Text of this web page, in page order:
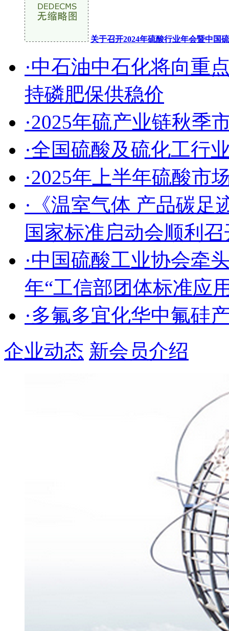
关于召开2024年硫酸行业年会暨中国
·中石油中石化将向重
持磷肥保供稳价
·2025年硫产业链秋季
·全国硫酸及硫化工行
·2025年上半年硫酸市
·《温室气体 产品碳足
国家标准启动会顺利召
·中国硫酸工业协会牵
年“工信部团体标准应
·多氟多宜化华中氟硅
企业动态 新会员介绍